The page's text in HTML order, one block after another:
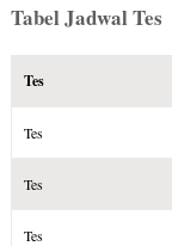
Tabel Jadwal Tes
Tes
Tes
Tes
Tes